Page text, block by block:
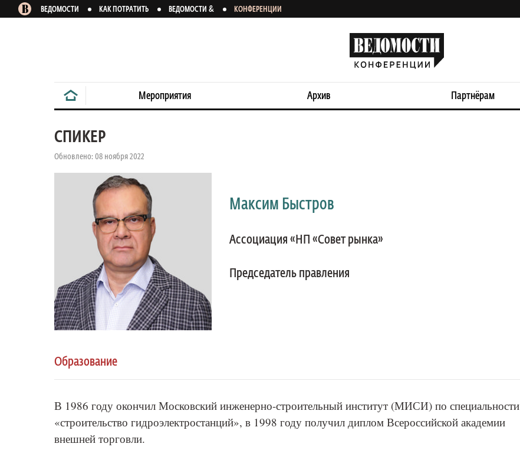
ВЕДОМОСТИ КАК ПОТРАТИТЬ ВЕДОМОСТИ & КОНФЕРЕНЦИИ
Мероприятия Архив Партнёрам
СПИКЕР
Обновлено: 08 ноября 2022
Максим Быстров
Ассоциация «НП «Совет рынка»
Председатель правления
Образование
В 1986 году окончил Московский инженерно-строительный институт (МИСИ) по специальности
«строительство гидроэлектростанций», в 1998 году получил диплом Всероссийской академии
внешней торговли.